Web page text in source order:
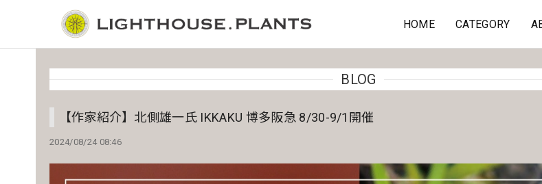
HOME CATEGORY
BLOG
【作家紹介】北側雄一氏 IKKAKU 博多阪急 8/30-9/1開催
2024/08/24 08:46